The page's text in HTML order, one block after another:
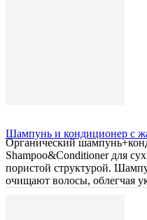
Шампунь и кондиционер с
Органический
Shampoo&Conditioner для
пористой структурой.
очищают волосы, облегчая